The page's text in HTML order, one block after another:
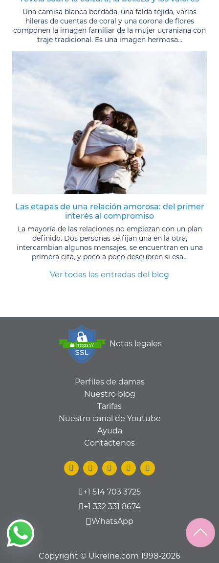
Una camisa blanca bordada, una falda tejida, varias
hileras de cuentas de coral y una corona de flores
componen la imagen familiar de la mujer ucraniana con
traje tradicional. Es una imagen hermosa...
Las etapas de una relación amorosa: del primer
interés al compromiso
La mayoría de las relaciones no empiezan con un plan
definido. Dos personas se fijan una en la otra,
intercambian algunos mensajes, se encuentran en una
primera cita, y poco a poco descubren si esa...
Ver todas las entradas del blog
Notas legales
Perfiles de damas
Nuestro blog
Tarifas
Nuestro canal de Youtube
Ayuda
Contáctenos
+1 514 703 3725
+1 332 331 8674
WhatsApp
Copyright © Ukreine.com 1998-2026